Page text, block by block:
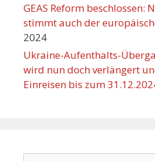
GEAS Reform beschlossen:
stimmt auch der
2024
Ukraine-Aufenthalts-
wird nun doch verlängert
Einreisen bis zum